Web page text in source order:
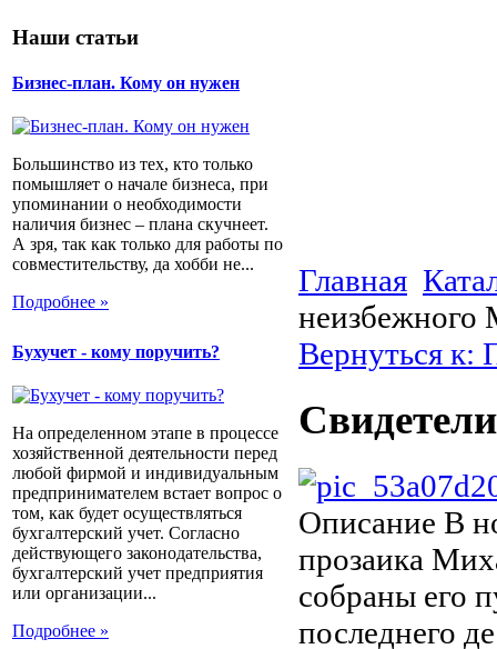
Наши статьи
Бизнес-план. Кому он нужен
Большинство из тех, кто только
помышляет о начале бизнеса, при
упоминании о необходимости
наличия бизнес – плана скучнеет.
А зря, так как только для работы по
совместительству, да хобби не...
Подробнее »
Бухучет - кому поручить?
На определенном этапе в процессе
хозяйственной деятельности перед
любой фирмой и индивидуальным
предпринимателем встает вопрос о
том, как будет осуществляться
бухгалтерский учет. Согласно
действующего законодательства,
бухгалтерский учет предприятия
или организации...
Подробнее »
Главная
неизбежного
Вернуться к:
Описание В
прозаика
собраны его
последнего